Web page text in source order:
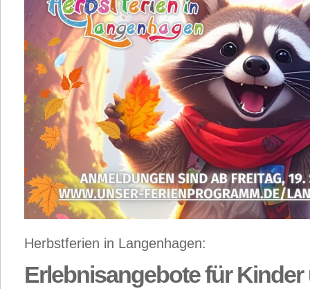
Herbstferien in Langenhagen:
Erlebnisangebote für